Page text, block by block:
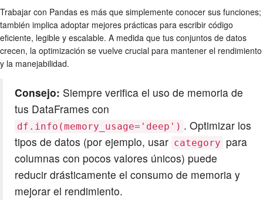
Trabajar con Pandas es más que simplemente conocer sus funciones;
también implica adoptar mejores prácticas para escribir código
eficiente, legible y escalable. A medida que tus conjuntos de datos
crecen, la optimización se vuelve crucial para mantener el rendimiento
y la manejabilidad.
Consejo: Siempre verifica el uso de memoria de
tus DataFrames con
df.info(memory_usage='deep') . Optimizar los
tipos de datos (por ejemplo, usar category para
columnas con pocos valores únicos) puede
reducir drásticamente el consumo de memoria y
mejorar el rendimiento.